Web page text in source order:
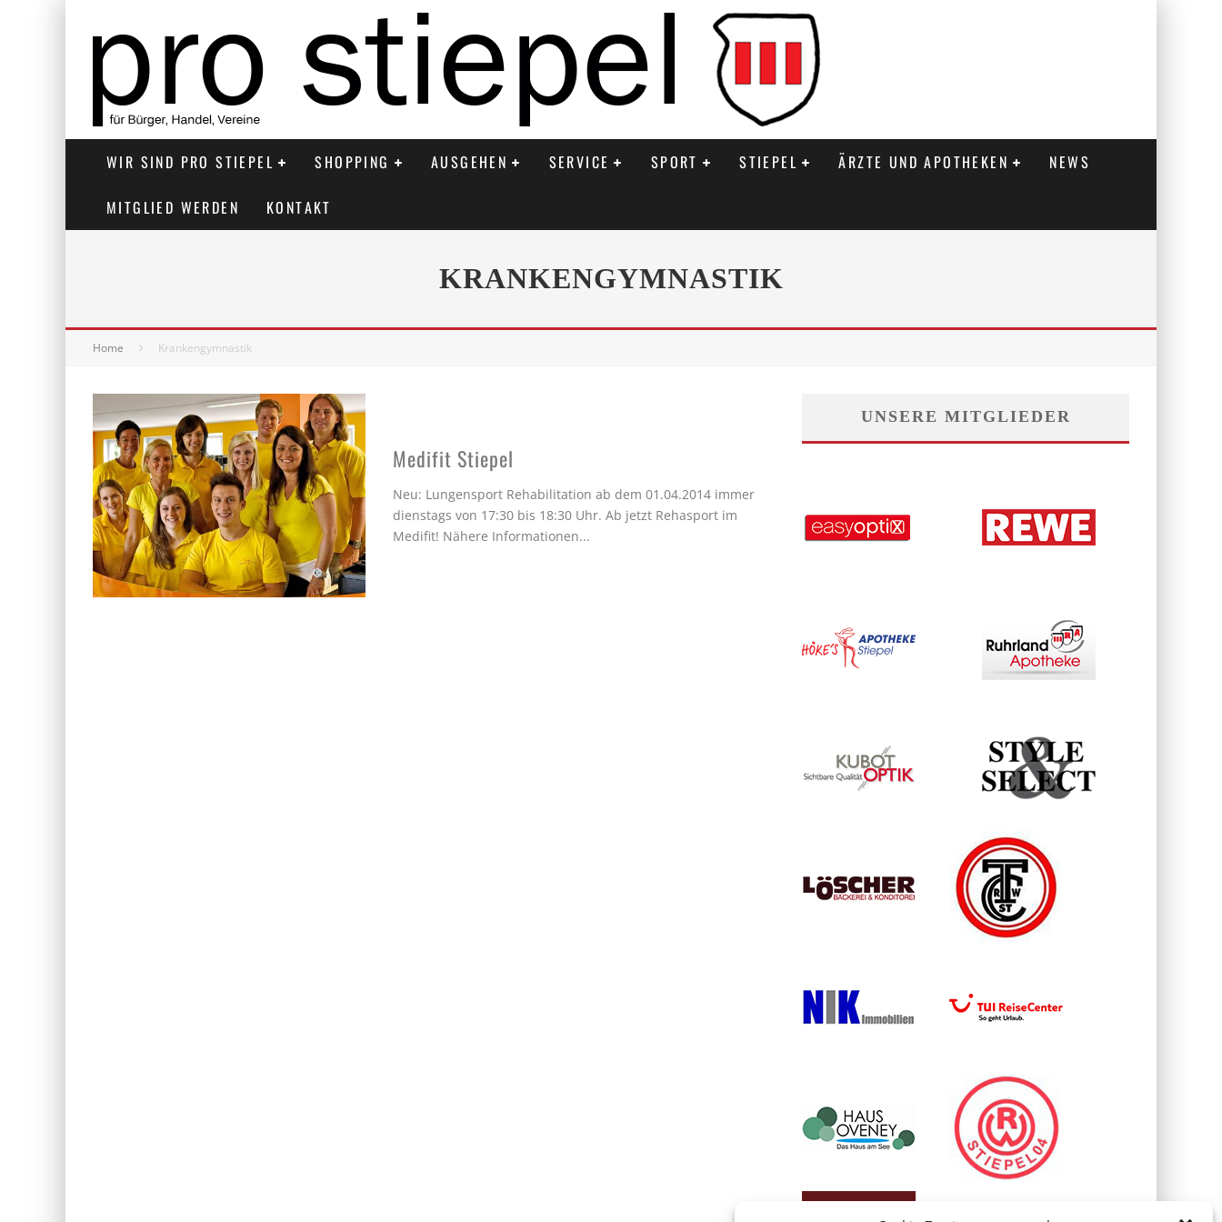
WIR SIND PRO STIEPEL SHOPPING AUSGEHEN SERVICE SPORT STIEPEL ÄRZTE UND APOTHEKEN NEWS
MITGLIED WERDEN KONTAKT
KRANKENGYMNASTIK
Home Krankengymnastik
Medifit Stiepel
Neu: Lungensport Rehabilitation ab dem 01.04.2014 immer
dienstags von 17:30 bis 18:30 Uhr. Ab jetzt Rehasport im
Medifit! Nähere Informationen...
UNSERE MITGLIEDER